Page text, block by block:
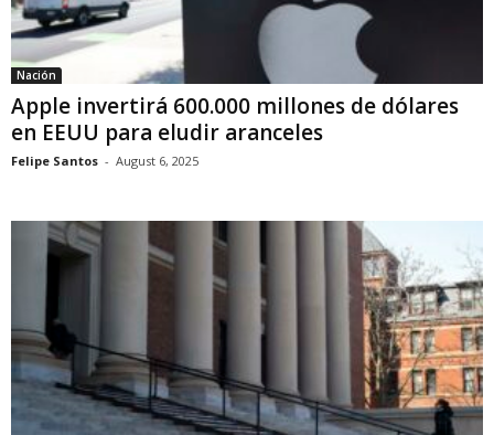
Nación
Apple invertirá 600.000 millones de dólares
en EEUU para eludir aranceles
Felipe Santos - August 6, 2025